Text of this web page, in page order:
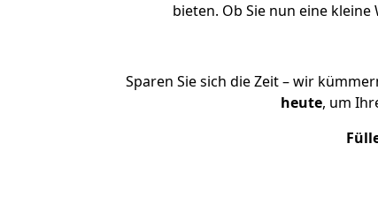
bieten. Ob Sie nun eine
Sparen Sie sich die Zeit – wir
heute, um